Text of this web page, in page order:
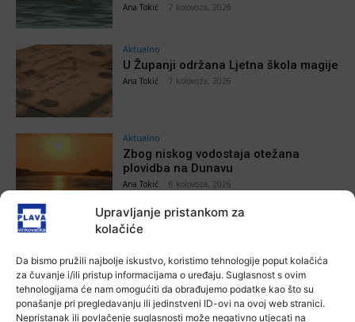
Upravljanje pristankom za
kolačiće
Da bismo pružili najbolje iskustvo, koristimo tehnologije poput kolačića
za čuvanje i/ili pristup informacijama o uređaju. Suglasnost s ovim
tehnologijama će nam omogućiti da obrađujemo podatke kao što su
ponašanje pri pregledavanju ili jedinstveni ID-ovi na ovoj web stranici.
Nepristanak ili povlačenje suglasnosti može negativno utjecati na
Ana Tokić 7 kolovoza, 2026
Aktualno
U Županji održana Ljetna škola magije
Ana Tokić 7 kolovoza, 2026
Aktualno
Zbog niskog vodostaja otežana
plovidba na Dunavu
Ana Tokić 6 kolovoza, 2026
POVEZANE VIJESTI
Aktualno
Autoklub Vinkovci u rujnu će obilježiti